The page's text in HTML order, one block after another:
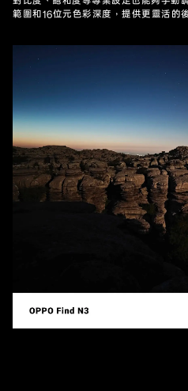
範圍和16位元色彩深度，提供更靈活的